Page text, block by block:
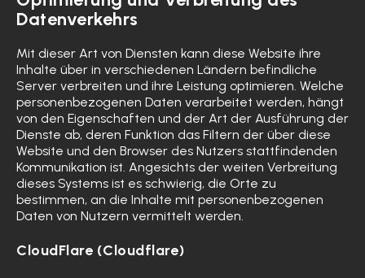
Datenverkehrs
Mit dieser Art von Diensten kann diese Website ihre
Inhalte über in verschiedenen Ländern befindliche
Server verbreiten und ihre Leistung optimieren. Welche
personenbezogenen Daten verarbeitet werden, hängt
von den Eigenschaften und der Art der Ausführung der
Dienste ab, deren Funktion das Filtern der über diese
Website und den Browser des Nutzers stattfindenden
Kommunikation ist. Angesichts der weiten Verbreitung
dieses Systems ist es schwierig, die Orte zu
bestimmen, an die Inhalte mit personenbezogenen
Daten von Nutzern vermittelt werden.
CloudFlare (Cloudflare)